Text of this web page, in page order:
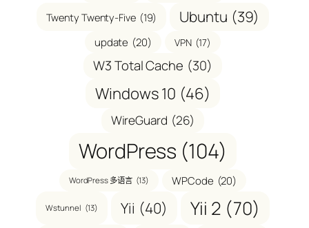
Twenty Twenty-Five (19) Ubuntu (39)
update (20) VPN (17)
W3 Total Cache (30)
Windows 10 (46)
WireGuard (26)
WordPress (104)
WordPress 多语言 (13) WPCode (20)
Wstunnel (13) Yii (40) Yii 2 (70)